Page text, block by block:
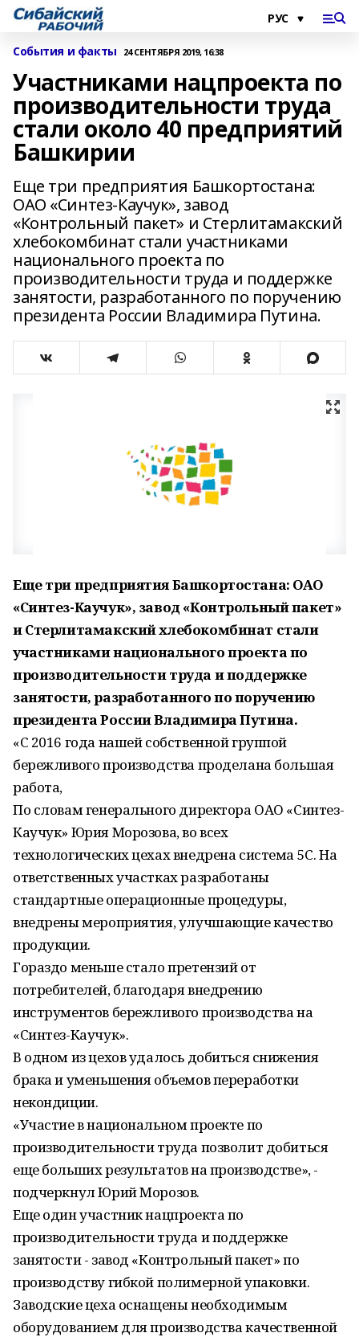
События и факты 24 СЕНТЯБРЯ 2019, 16:38
Участниками нацпроекта по
производительности труда
стали около 40 предприятий
Башкирии
Еще три предприятия Башкортостана:
ОАО «Синтез-Каучук», завод
«Контрольный пакет» и Стерлитамакский
хлебокомбинат стали участниками
национального проекта по
производительности труда и поддержке
занятости, разработанного по поручению
президента России Владимира Путина.
Еще три предприятия Башкортостана: ОАО
«Синтез-Каучук», завод «Контрольный пакет»
и Стерлитамакский хлебокомбинат стали
участниками национального проекта по
производительности труда и поддержке
занятости, разработанного по поручению
президента России Владимира Путина.
«С 2016 года нашей собственной группой
бережливого производства проделана большая
работа,
По словам генерального директора ОАО «Синтез-
Каучук» Юрия Морозова, во всех
технологических цехах внедрена система 5С. На
ответственных участках разработаны
стандартные операционные процедуры,
внедрены мероприятия, улучшающие качество
продукции.
Гораздо меньше стало претензий от
потребителей, благодаря внедрению
инструментов бережливого производства на
«Синтез-Каучук».
В одном из цехов удалось добиться снижения
брака и уменьшения объемов переработки
некондиции.
«Участие в национальном проекте по
производительности труда позволит добиться
еще больших результатов на производстве», -
подчеркнул Юрий Морозов.
Еще один участник нацпроекта по
производительности труда и поддержке
занятости - завод «Контрольный пакет» по
производству гибкой полимерной упаковки.
Заводские цеха оснащены необходимым
оборудованием для производства качественной